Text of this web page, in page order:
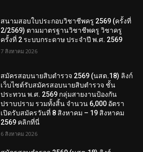
สนามสอบใบประกอบวิชาชีพครู 2569 (ครั้งที่
2/2569) ตามมาตรฐานวิชาชีพครู วิชาครู
ครั้งที่ 2 ระบบกระดาษ ประจำปี พ.ศ. 2569
7 สิงหาคม 2026
สมัครสอบนายสิบตำรวจ 2569 (นสต.18) ลิงก์
เว็บไซต์รับสมัครสอบนายสิบตำรวจ ชั้น
ประทวน พ.ศ. 2569 กลุ่มสายงานป้องกัน
ปราบปราม รวมทั้งสิ้น จำนวน 6,000 อัตรา
เปิดรับสมัครวันที่ 8 สิงหาคม – 19 สิงหาคม
2569 คลิกที่นี่
6 สิงหาคม 2026